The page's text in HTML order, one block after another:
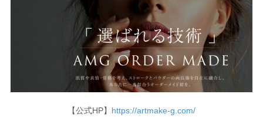
【公式HP】 https://artmake-g.com/